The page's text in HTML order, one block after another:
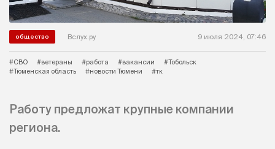
общество Вслух.ру 9 июля 2024, 07:46
#СВО #ветераны #работа #вакансии
#Тобольск
#Тюменская область
#новости Тюмени #тк
Работу предложат крупные компании
региона.